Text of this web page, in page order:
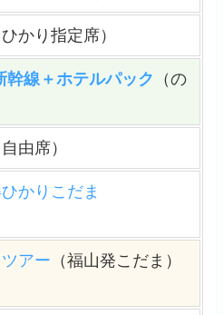
ひかり指定席）
幹線＋ホテルパック （の
自由席）
かりこだま
アー （福山発こだま）